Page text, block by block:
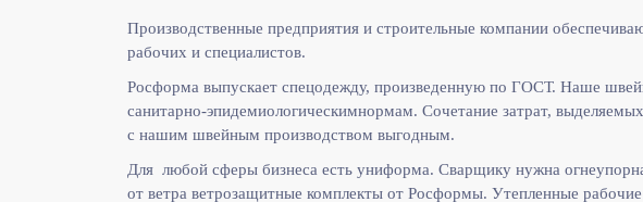
Производственные предприятия и строительные компании
рабочих и специалистов.
Росформа выпускает спецодежду, произведенную по ГОСТ. Наше
санитарно-эпидемиологическимнормам. Сочетание затрат,
с нашим швейным производством выгодным.
Для любой сферы бизнеса есть униформа. Сварщику нужна
от ветра ветрозащитные комплекты от Росформы. Утепленные